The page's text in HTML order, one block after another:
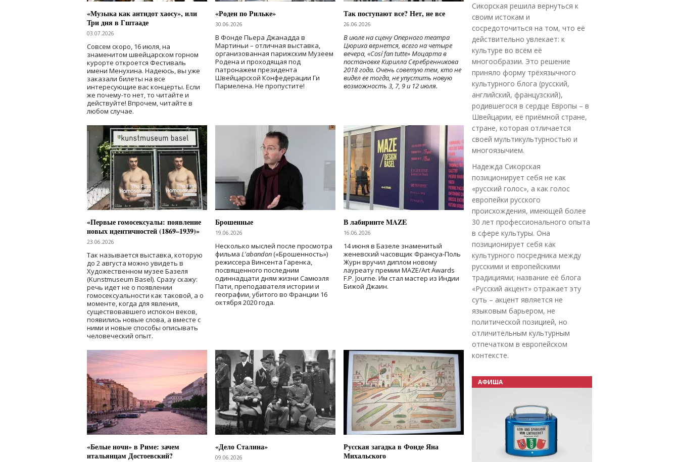
«Музыка как антидот хаосу», или
Три дня в Гштааде
03.07.2026
Совсем скоро, 16 июля, на
знаменитом швейцарском горном
курорте откроется Фестиваль
имени Менухина. Надеюсь, вы уже
заказали билеты на все
интересующие вас концерты. Если
же почему-то нет, то читайте и
действуйте! Впрочем, читайте в
любом случае.
«Роден по Рильке»
30.06.2026
В Фонде Пьера Джанадда в
Мартиньи – отличная выставка,
организованная парижским Музеем
Родена и проходящая под
патронажем президента
Швейцарской Конфедерации Ги
Пармелена. Не пропустите!
Так поступают все? Нет, не все
26.06.2026
В июле на сцену Оперного театра
Цюриха вернется, всего на четыре
вечера, «Cosí fan tutte» Моцарта в
постановке Кирилла Серебренникова
2018 года. Очень советую тем, кто не
видел ее тогда, не упустить новую
возможность 3, 7, 9 и 12 июля.
«Первые гомосексуалы: появление
новых идентичностей (1869–1939)»
23.06.2026
Так называется выставка, которую
до 2 августа можно увидеть в
Художественном музее Базеля
(Kunstmuseum Basel). Сразу скажу:
речь идет не о появлении
гомосексуальности как таковой, а о
моменте, когда для явления,
существовавшего испокон веков,
появились новые слова, а вместе с
ними и новые способы описывать
человеческий опыт.
Брошенные
19.06.2026
Несколько мыслей после просмотра
фильма L'abandon(«Брошенность»)
режиссера Винсента Гаренка,
посвященного последним
одиннадцати дням жизни Самюэля
Пати, преподавателя истории и
географии, убитого во Франции 16
октября 2020 года.
В лабиринте MAZE
16.06.2026
14 июня в Базеле знаменитый
женевский часовщик Франсуа-Поль
Журн вручил диплом новому
лауреату премии MAZE/Art Awards
F.P. Journe. Им стал мастер из Индии
Бижой Джаин.
«Белые ночи» в Риме: зачем
итальянцам Достоевский?
«Дело Сталина»
09.06.2026
Русская загадка в Фонде Яна
Михальского
Сикорская решила вернуться к
своим истокам и
сосредоточиться на том, что её
действительно увлекает: к
культуре во всём её
многообразии. Это решение
приняло форму трёхязычного
культурного блога (русский,
английский, французский),
родившегося в сердце Европы – в
Швейцарии, её приёмной стране,
стране, которая отличается
своей мультикультурностью и
многоязычием.
Надежда Сикорская
позиционирует себя не как
«русский голос», а как голос
европейки русского
происхождения, имеющей более
30 лет профессионального опыта
в сфере культуры. Она
позиционирует себя как
культурного посредника между
русскими и европейскими
традициями; название её блога
«Русский акцент» отражает эту
суть – акцент является не
языковым барьером, не
политической позицией, но
отличительным культурным
отпечатком в европейском
контексте.
АФИША